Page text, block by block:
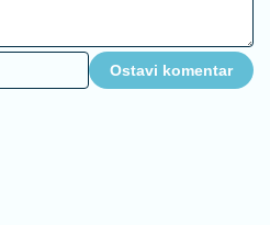
Ostavi komentar